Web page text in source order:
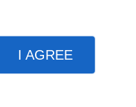
I AGREE